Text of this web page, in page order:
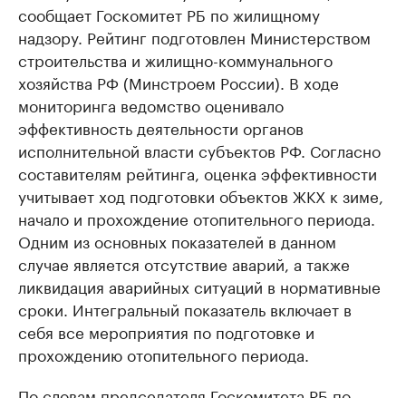
сообщает Госкомитет РБ по жилищному
надзору. Рейтинг подготовлен Министерством
строительства и жилищно-коммунального
хозяйства РФ (Минстроем России). В ходе
мониторинга ведомство оценивало
эффективность деятельности органов
исполнительной власти субъектов РФ. Согласно
составителям рейтинга, оценка эффективности
учитывает ход подготовки объектов ЖКХ к зиме,
начало и прохождение отопительного периода.
Одним из основных показателей в данном
случае является отсутствие аварий, а также
ликвидация аварийных ситуаций в нормативные
сроки. Интегральный показатель включает в
себя все мероприятия по подготовке и
прохождению отопительного периода.